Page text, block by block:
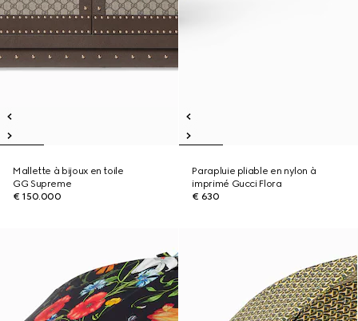
Mallette à bijoux en toile
GG Supreme
€ 150.000
Parapluie pliable en nylon à
imprimé Gucci Flora
€ 630